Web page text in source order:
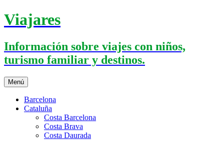
Saltar
al
Viajares
Información sobre viajes con niños,
turismo familiar y destinos.
Menú
Barcelona
Cataluña
Costa Barcelona
Costa Brava
Costa Daurada